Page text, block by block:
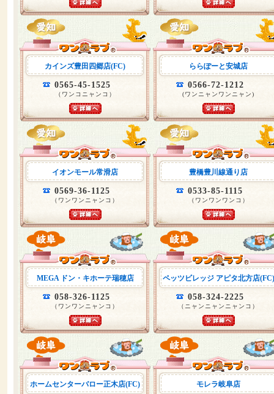
カインズ豊田四郷店(FC)
0565-45-1525
（ワンコニャンコ）
ららぽーと安城店
0566-72-1212
(ワンニャンワンニャン)
イオンモール常滑店
0569-36-1125
（ワンワンニャンコ）
豊橋豊川線通り店
0533-85-1115
（ワンワンワンコ）
MEGA ドン・キホーテ瑞穂店
058-326-1125
（ワンワンニャンコ）
ペッツビレッジ アピタ北方店(FC)
058-324-2225
（ニャンニャンニャンコ）
ホームセンターバロー正木店(FC) モレラ岐阜店